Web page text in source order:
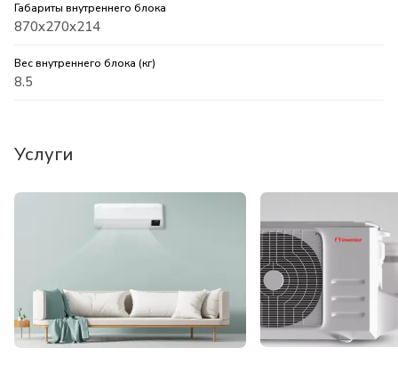
Габариты внутреннего блока
870x270x214
Вес внутреннего блока (кг)
8.5
Услуги